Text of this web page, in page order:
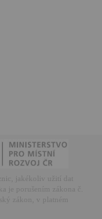
jakékoliv užití dat
zákon, v platném